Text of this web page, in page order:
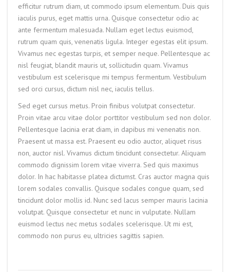
efficitur rutrum diam, ut commodo ipsum elementum. Duis quis
iaculis purus, eget mattis urna. Quisque consectetur odio ac
ante fermentum malesuada. Nullam eget lectus euismod,
rutrum quam quis, venenatis ligula. Integer egestas elit ipsum.
Vivamus nec egestas turpis, et semper neque. Pellentesque ac
nisl feugiat, blandit mauris ut, sollicitudin quam. Vivamus
vestibulum est scelerisque mi tempus fermentum. Vestibulum
sed orci cursus, dictum nisl nec, iaculis tellus.
Sed eget cursus metus. Proin finibus volutpat consectetur.
Proin vitae arcu vitae dolor porttitor vestibulum sed non dolor.
Pellentesque lacinia erat diam, in dapibus mi venenatis non.
Praesent ut massa est. Praesent eu odio auctor, aliquet risus
non, auctor nisl. Vivamus dictum tincidunt consectetur. Aliquam
commodo dignissim lorem vitae viverra. Sed quis maximus
dolor. In hac habitasse platea dictumst. Cras auctor magna quis
lorem sodales convallis. Quisque sodales congue quam, sed
tincidunt dolor mollis id. Nunc sed lacus semper mauris lacinia
volutpat. Quisque consectetur et nunc in vulputate. Nullam
euismod lectus nec metus sodales scelerisque. Ut mi est,
commodo non purus eu, ultricies sagittis sapien.